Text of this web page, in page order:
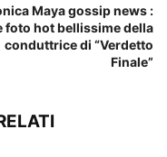
Maya gossip news :
foto hot bellissime della
conduttrice di “Verdetto
Finale”